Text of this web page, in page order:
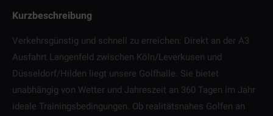
Kurzbeschreibung
Verkehrsgünstig und schnell zu erreichen: Direkt an der A3
Ausfahrt Langenfeld zwischen Köln/Leverkusen und
Düsseldorf/Hilden liegt unsere Golfhalle. Sie bietet
unabhängig von Wetter und Jahreszeit an 360 Tagen im Jahr
ideale Trainingsbedingungen. Ob realitätsnahes Golfen an